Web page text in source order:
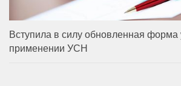
Вступила в силу обновленная
применении УСН